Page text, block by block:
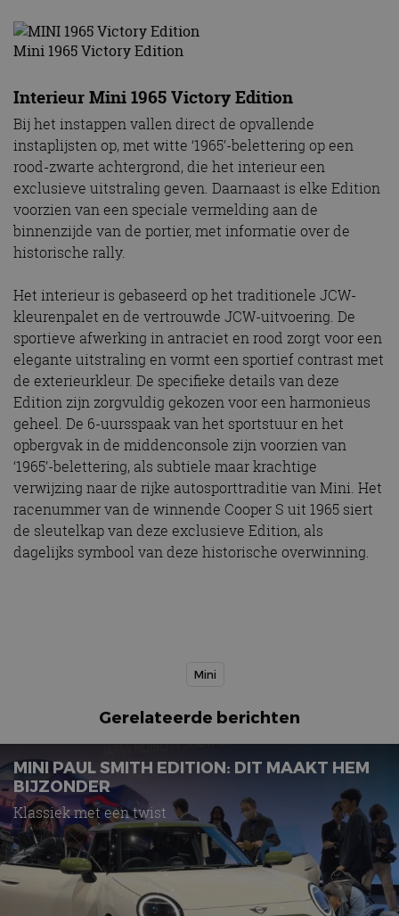
Mini 1965 Victory Edition
Interieur Mini 1965 Victory Edition
Bij het instappen vallen direct de opvallende
instaplijsten op, met witte ‘1965’-belettering op een
rood-zwarte achtergrond, die het interieur een
exclusieve uitstraling geven. Daarnaast is elke Edition
voorzien van een speciale vermelding aan de
binnenzijde van de portier, met informatie over de
historische rally.
Het interieur is gebaseerd op het traditionele JCW-
kleurenpalet en de vertrouwde JCW-uitvoering. De
sportieve afwerking in antraciet en rood zorgt voor een
elegante uitstraling en vormt een sportief contrast met
de exterieurkleur. De specifieke details van deze
Edition zijn zorgvuldig gekozen voor een harmonieus
geheel. De 6-uursspaak van het sportstuur en het
opbergvak in de middenconsole zijn voorzien van
‘1965’-belettering, als subtiele maar krachtige
verwijzing naar de rijke autosporttraditie van Mini. Het
racenummer van de winnende Cooper S uit 1965 siert
de sleutelkap van deze exclusieve Edition, als
dagelijks symbool van deze historische overwinning.
Mini
Gerelateerde berichten
MINI PAUL SMITH EDITION: DIT MAAKT HEM
BIJZONDER
Klassiek met een twist